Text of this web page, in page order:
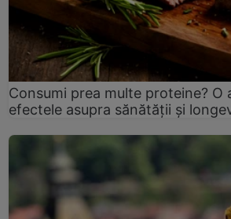
Consumi prea multe proteine? O
efectele asupra sănătății și